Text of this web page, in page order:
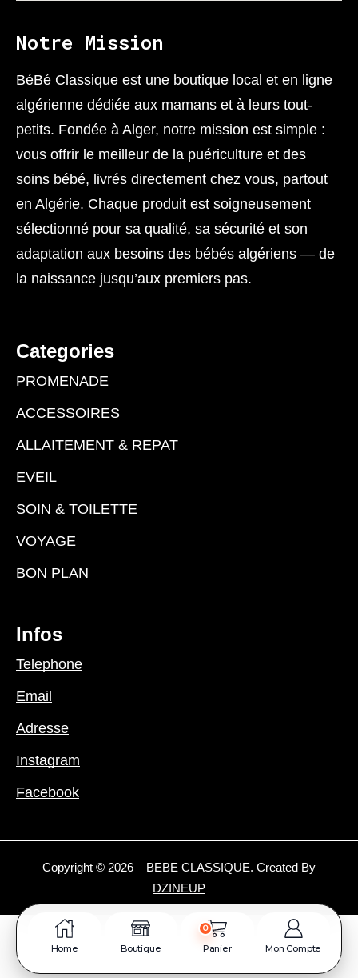
Home Boutique
0
Panier Mon Compte
Notre Mission
BéBé Classique est une boutique local et en ligne
algérienne dédiée aux mamans et à leurs tout-
petits. Fondée à Alger, notre mission est simple :
vous offrir le meilleur de la puériculture et des
soins bébé, livrés directement chez vous, partout
en Algérie. Chaque produit est soigneusement
sélectionné pour sa qualité, sa sécurité et son
adaptation aux besoins des bébés algériens — de
la naissance jusqu’aux premiers pas.
Categories
PROMENADE
ACCESSOIRES
ALLAITEMENT & REPAT
EVEIL
SOIN & TOILETTE
VOYAGE
BON PLAN
Infos
Telephone
Email
Adresse
Instagram
Facebook
Copyright © 2026 – BEBE CLASSIQUE. Created By
DZINEUP